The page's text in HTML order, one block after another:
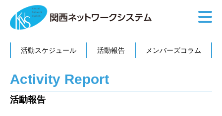
活動スケジュール 活動報告 メンバーズコラム
Activity Report
活動報告